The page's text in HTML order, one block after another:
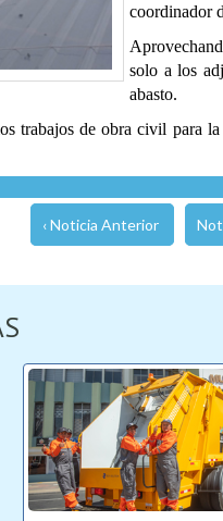
coordinador
solo a los
abasto.
trabajos de obra civil para
‹ Noticia Anterior